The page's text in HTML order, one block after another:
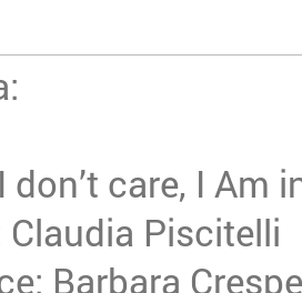
don’t care, I Am
Piscitelli
Barbara